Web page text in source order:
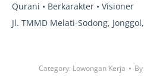
Qurani • Berkarakter • Visioner
Jl. TMMD Melati-Sodong,
Category: Lowongan Kerja By